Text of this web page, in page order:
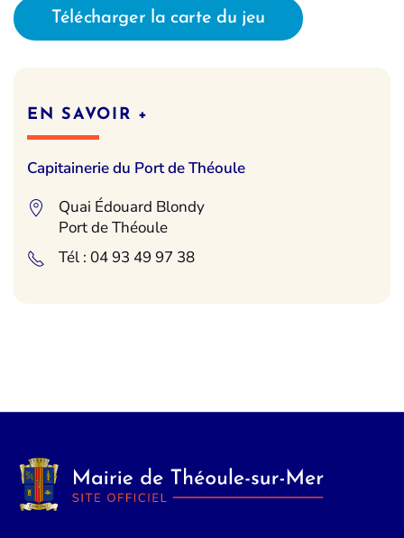
EN SAVOIR +
Capitainerie du Port de Théoule
Quai Édouard Blondy
Port de Théoule
Tél : 04 93 49 97 38
Télécharger la carte du jeu